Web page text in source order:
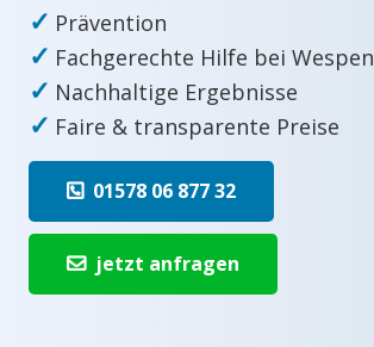
✓ Prävention
✓ Fachgerechte Hilfe bei Wespen
✓ Nachhaltige Ergebnisse
✓ Faire & transparente Preise
01578 06 877 32
jetzt anfragen